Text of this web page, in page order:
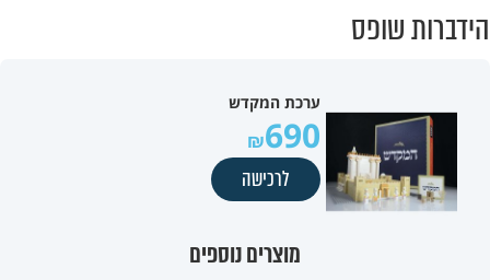
הידברות שופס
ערכת המקדש
690
לרכישה
מוצרים נוספים